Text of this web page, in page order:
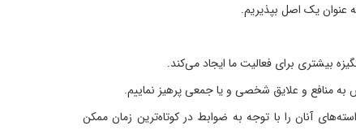
عنوان یک اصل بپذیریم.
بیشتری برای فعالیت ما ایجاد می‌کند.
به منافع و علایق شخصی و یا جمعی پرهیز نماییم.
آنان را با توجه به ضوابط در کوتاه‌ترین زمان ممکن